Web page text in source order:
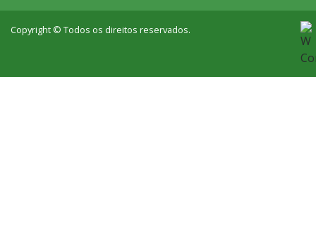
Copyright © Todos os direitos reservados.